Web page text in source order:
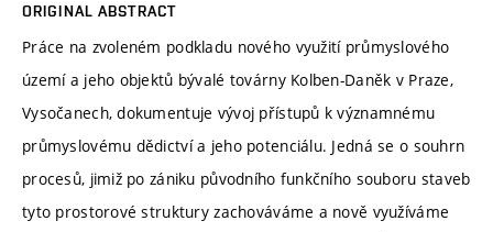
ORIGINAL ABSTRACT
Práce na zvoleném podkladu nového využití průmyslového
území a jeho objektů bývalé továrny Kolben-Daněk v Praze,
Vysočanech, dokumentuje vývoj přístupů k významnému
průmyslovému dědictví a jeho potenciálu. Jedná se o souhrn
procesů, jimiž po zániku původního funkčního souboru staveb
tyto prostorové struktury zachováváme a nově využíváme